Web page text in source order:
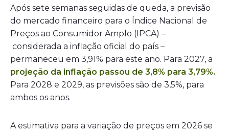
Após sete semanas seguidas de queda, a previsão
do mercado financeiro para o Índice Nacional de
Preços ao Consumidor Amplo (IPCA) –
considerada a inflação oficial do país –
permaneceu em 3,91% para este ano. Para 2027, a
projeção da inflação passou de 3,8% para 3,79%.
Para 2028 e 2029, as previsões são de 3,5%, para
ambos os anos.
A estimativa para a variação de preços em 2026 se